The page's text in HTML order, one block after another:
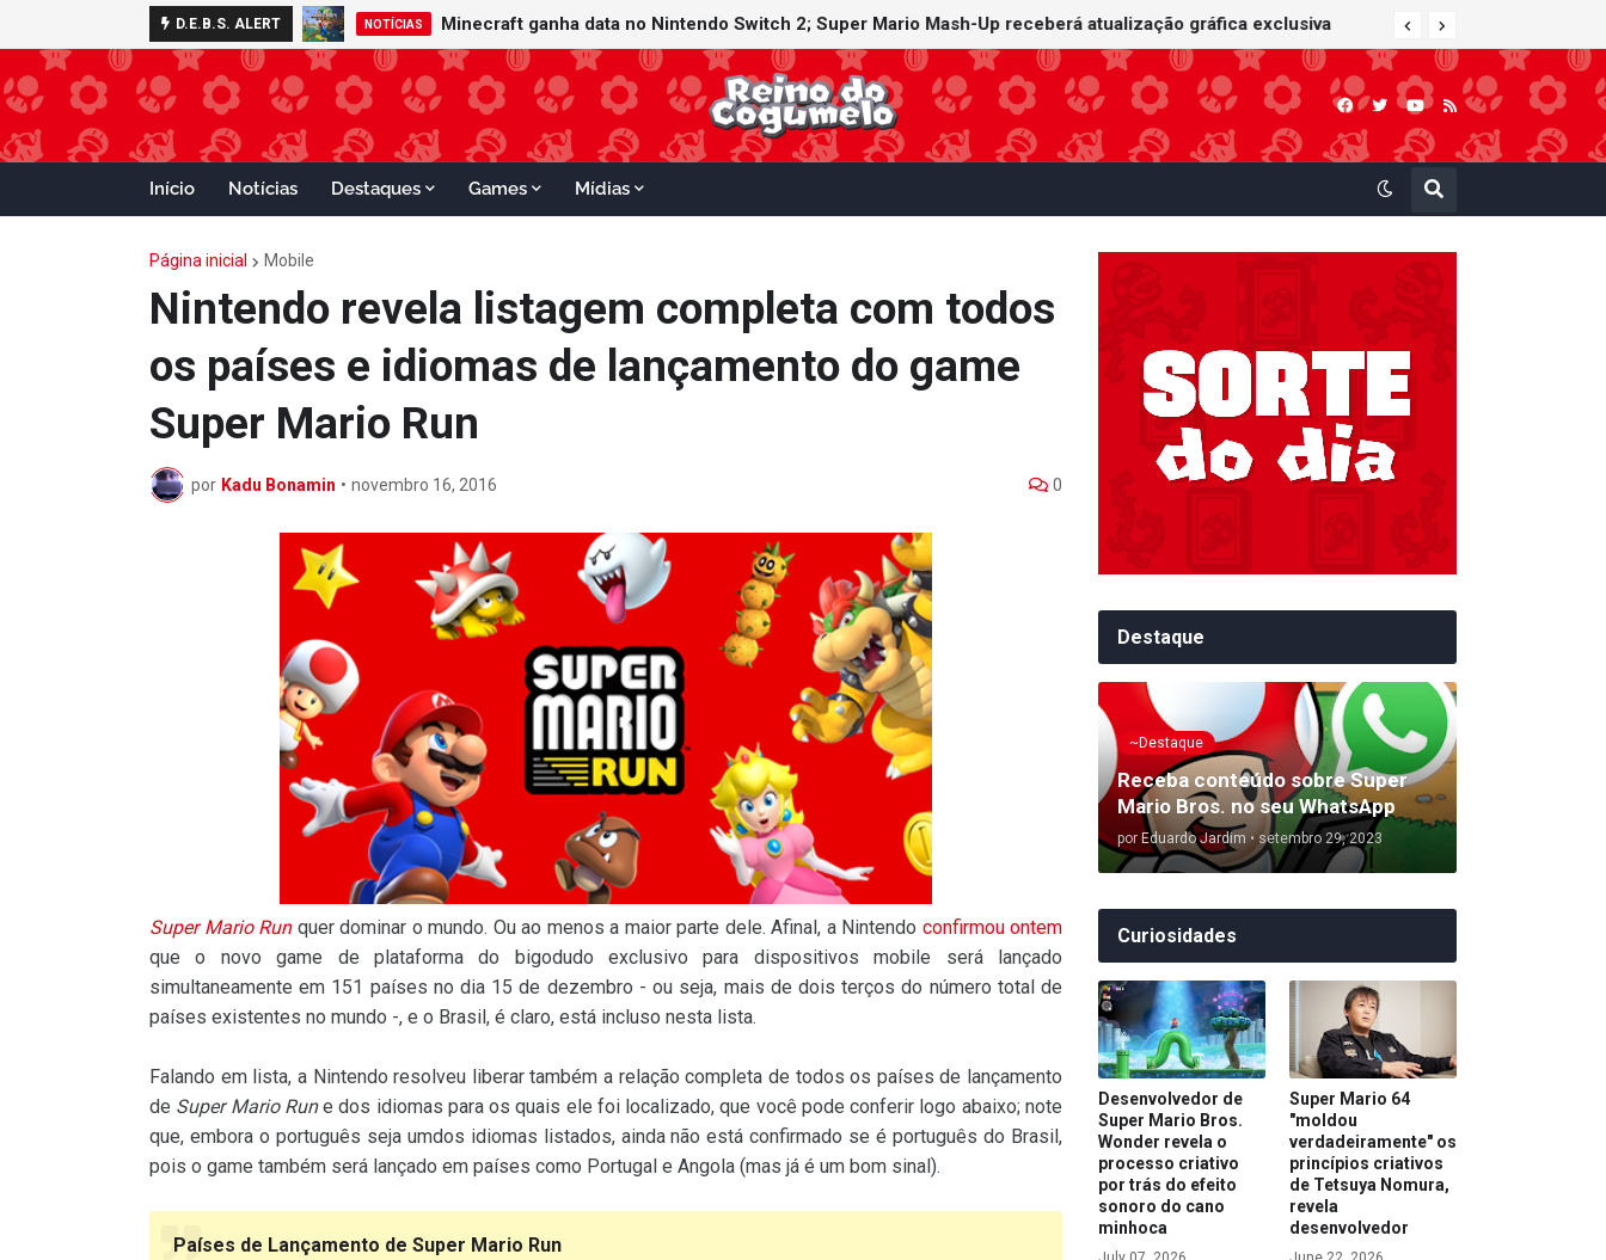
D.E.B.S. ALERT NOTÍCIAS Minecraft ganha data no Nintendo Switch 2; Super Mario Mash-Up receberá atualização gráfica exclusiva
Início Notícias Destaques Games Mídias
Página inicial Mobile
Nintendo revela listagem completa com todos
os países e idiomas de lançamento do game
Super Mario Run
por Kadu Bonamin • novembro 16, 2016 0
Super Mario Runquer dominar o mundo. Ou ao menos a maior parte dele. Afinal, a Nintendo confirmou ontem
que o novo game de plataforma do bigodudo exclusivo para dispositivos mobile será lançado
simultaneamente em 151 países no dia 15 de dezembro - ou seja, mais de dois terços do número total de
países existentes no mundo -, e o Brasil, é claro, está incluso nesta lista.
Falando em lista, a Nintendo resolveu liberar também a relação completa de todos os países de lançamento
de Super Mario Rune dos idiomas para os quais ele foi localizado, que você pode conferir logo abaixo; note
que, embora o português seja umdos idiomas listados, ainda não está confirmado se é português do Brasil,
pois o game também será lançado em países como Portugal e Angola (mas já é um bom sinal).
Países de Lançamento de Super Mario Run
Destaque
~Destaque
Receba conteúdo sobre Super
Mario Bros. no seu WhatsApp
por Eduardo Jardim • setembro 29, 2023
Curiosidades
Desenvolvedor de
Super Mario Bros.
Wonder revela o
processo criativo
por trás do efeito
sonoro do cano
minhoca
Super Mario 64
"moldou
verdadeiramente" os
princípios criativos
de Tetsuya Nomura,
revela
desenvolvedor